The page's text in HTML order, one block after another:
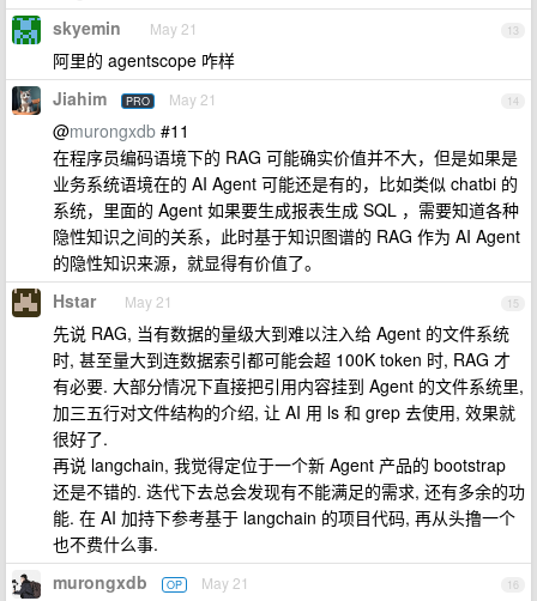
13
skyemin May 21
阿里的 agentscope 咋样
14
Jiahim PRO May 21
@murongxdb #11
在程序员编码语境下的 RAG 可能确实价值并不大，但是如果是
业务系统语境在的 AI Agent 可能还是有的，比如类似 chatbi 的
系统，里面的 Agent 如果要生成报表生成 SQL ，需要知道各种
隐性知识之间的关系，此时基于知识图谱的 RAG 作为 AI Agent
的隐性知识来源，就显得有价值了。
15
Hstar May 21
先说 RAG, 当有数据的量级大到难以注入给 Agent 的文件系统
时, 甚至量大到连数据索引都可能会超 100K token 时, RAG 才
有必要. 大部分情况下直接把引用内容挂到 Agent 的文件系统里,
加三五行对文件结构的介绍, 让 AI 用 ls 和 grep 去使用, 效果就
很好了.
再说 langchain, 我觉得定位于一个新 Agent 产品的 bootstrap
还是不错的. 迭代下去总会发现有不能满足的需求, 还有多余的功
能. 在 AI 加持下参考基于 langchain 的项目代码, 再从头撸一个
也不费什么事.
16
murongxdb OP May 21